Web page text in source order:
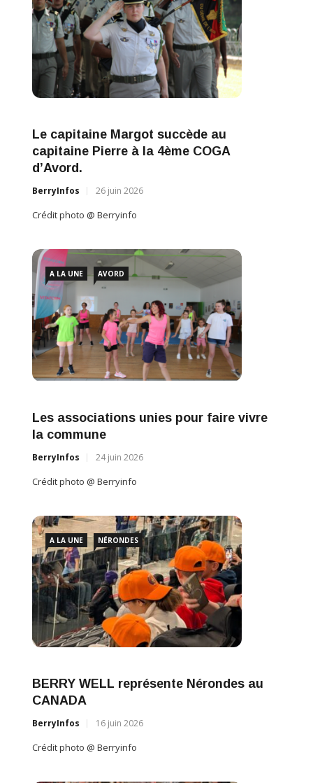
Le capitaine Margot succède au
capitaine Pierre à la 4ème COGA
d’Avord.
BerryInfos 26 juin 2026
Crédit photo @ Berryinfo
A LA UNE AVORD
Les associations unies pour faire vivre
la commune
BerryInfos 24 juin 2026
Crédit photo @ Berryinfo
A LA UNE NÉRONDES
BERRY WELL représente Nérondes au
CANADA
BerryInfos 16 juin 2026
Crédit photo @ Berryinfo